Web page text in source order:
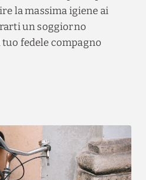
la massima igiene ai
un soggiorno
fedele compagno
d’arte a